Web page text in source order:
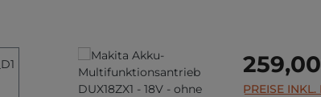
Regulärer
PREISE